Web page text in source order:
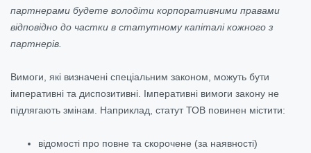
партнерами будете володіти корпоративними правами
відповідно до частки в статутному капіталі кожного з
партнерів.
Вимоги, які визначені спеціальним законом, можуть бути
імперативні та диспозитивні. Імперативні вимоги закону не
підлягають змінам. Наприклад, статут ТОВ повинен містити:
відомості про повне та скорочене (за наявності)